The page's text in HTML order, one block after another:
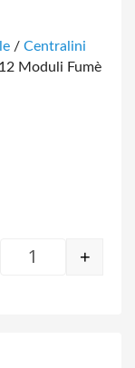
/ Centralini
Moduli Fumè
Quantity+